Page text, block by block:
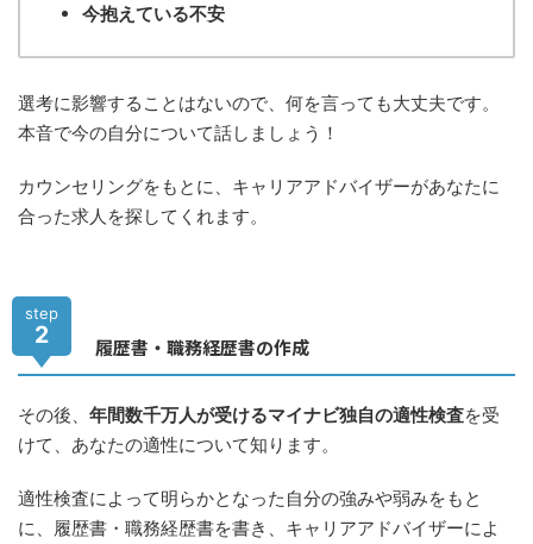
今抱えている不安
選考に影響することはないので、何を言っても大丈夫です。
本音で今の自分について話しましょう！
カウンセリングをもとに、キャリアアドバイザーがあなたに
合った求人を探してくれます。
step
2 履歴書・職務経歴書の作成
その後、 年間数千万人が受けるマイナビ独自の適性検査を受
けて、あなたの適性について知ります。
適性検査によって明らかとなった自分の強みや弱みをもと
に、履歴書・職務経歴書を書き、キャリアアドバイザーによ